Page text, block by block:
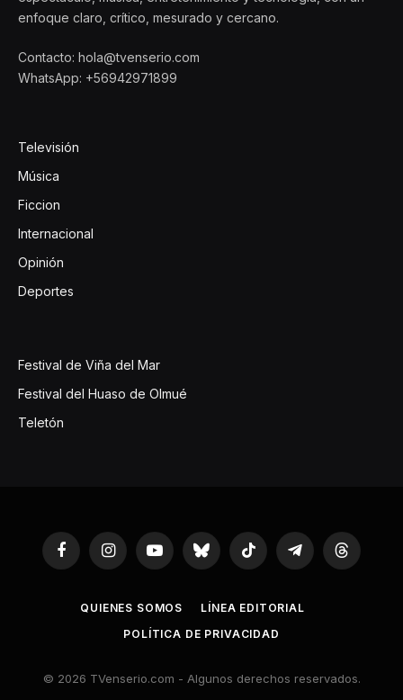
enfoque claro, crítico, mesurado y cercano.
Contacto: hola@tvenserio.com
WhatsApp: +56942971899
Televisión
Música
Ficcion
Internacional
Opinión
Deportes
Festival de Viña del Mar
Festival del Huaso de Olmué
Teletón
FacebookInstagramYouTubeBluesky TikTok TelegramThreads
QUIENES SOMOS
LÍNEA EDITORIAL
POLÍTICA DE PRIVACIDAD
© 2026 TVenserio.com - Algunos derechos reservados.